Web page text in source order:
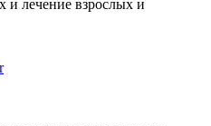
и лечение взрослых и